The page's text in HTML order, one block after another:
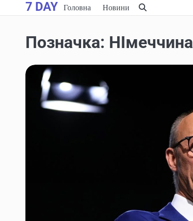
to
7 DAY Головна Новини
Позначка: НІмеччина